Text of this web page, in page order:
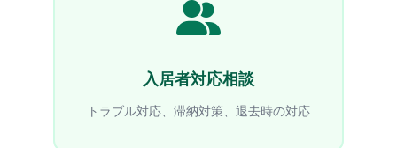
入居者対応相談
トラブル対応、滞納対策、退去時の対応